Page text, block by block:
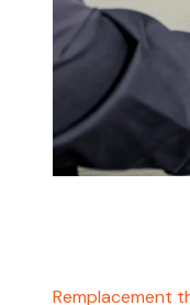
Remplacement